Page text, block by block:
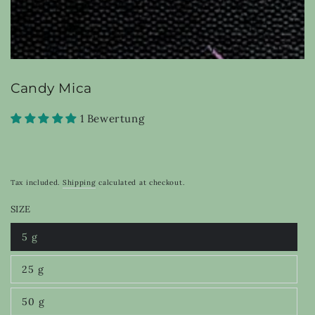
Candy Mica
1 Bewertung
Tax included. Shipping calculated at checkout.
SIZE
5 g
Variant
sold
or
unavailable
25 g
Variant
sold
or
50 g
Variant